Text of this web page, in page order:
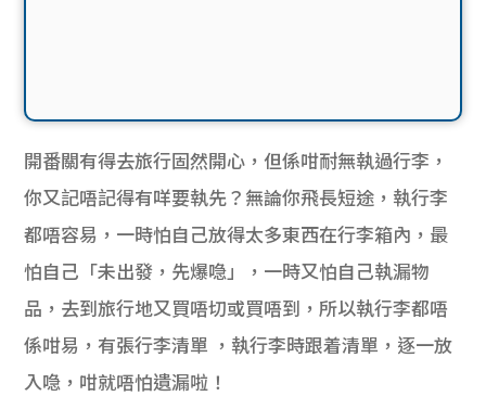
開番關有得去旅行固然開心，但係咁耐無執過行李，
你又記唔記得有咩要執先？無論你飛長短途，執行李
都唔容易，一時怕自己放得太多東西在行李箱內，最
怕自己「未出發，先爆喼」，一時又怕自己執漏物
品，去到旅行地又買唔切或買唔到，所以執行李都唔
係咁易，有張行李清單 ，執行李時跟着清單，逐一放
入喼，咁就唔怕遺漏啦！